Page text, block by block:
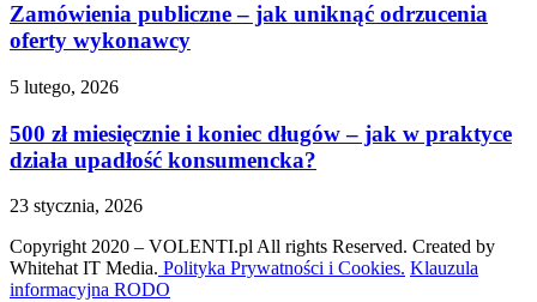
Zamówienia publiczne – jak uniknąć odrzucenia
oferty wykonawcy
5 lutego, 2026
500 zł miesięcznie i koniec długów – jak w praktyce
działa upadłość konsumencka?
23 stycznia, 2026
Copyright 2020 – VOLENTI.pl All rights Reserved. Created by
Whitehat IT Media. Polityka Prywatności i Cookies. Klauzula
informacyjna RODO